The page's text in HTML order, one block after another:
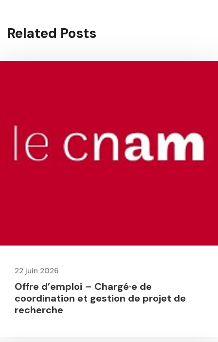
Related Posts
22 juin 2026
Offre d’emploi – Chargé·e de
coordination et gestion de projet de
recherche